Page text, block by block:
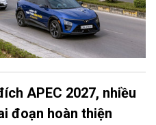
APEC 2027, nhiều
đoạn hoàn thiện